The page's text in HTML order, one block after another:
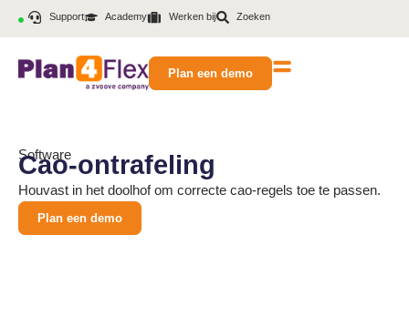
Support Academy Werken bij Zoeken
Plan een demo
Software
Cao-ontrafeling
Houvast in het doolhof om correcte cao-regels toe te passen.
Plan een demo